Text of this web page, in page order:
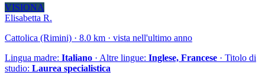
VISIONA
Elisabetta R.
Cattolica (Rimini) · 8.0 km · vista nell'ultimo anno
Lingua madre: Italiano · Altre lingue: Inglese, Francese · Titolo di
studio: Laurea specialistica